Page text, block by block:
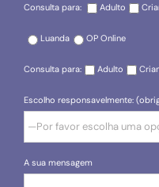
Consulta para: Adulto
Luanda OP Online
Consulta para: Adulto
Escolho responsavelmente:
A sua mensagem